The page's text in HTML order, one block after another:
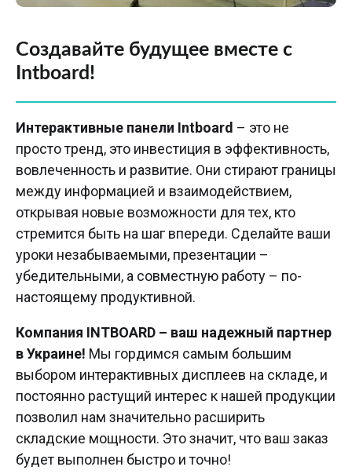
Создавайте будущее вместе с
Intboard!
Интерактивные панели Intboard – это не
просто тренд, это инвестиция в эффективность,
вовлеченность и развитие. Они стирают границы
между информацией и взаимодействием,
открывая новые возможности для тех, кто
стремится быть на шаг впереди. Сделайте ваши
уроки незабываемыми, презентации –
убедительными, а совместную работу – по-
настоящему продуктивной.
Компания INTBOARD – ваш надежный партнер
в Украине! Мы гордимся самым большим
выбором интерактивных дисплеев на складе, и
постоянно растущий интерес к нашей продукции
позволил нам значительно расширить
складские мощности. Это значит, что ваш заказ
будет выполнен быстро и точно!